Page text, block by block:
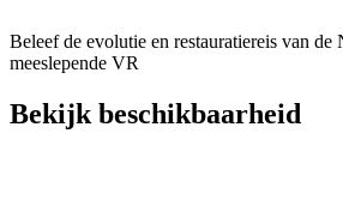
Beleef de evolutie en restauratiereis van de
meeslepende VR
Bekijk beschikbaarheid